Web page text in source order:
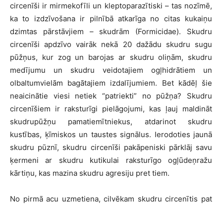
circenīši ir mirmekofīli un kleptoparazītiski – tas nozīmē,
ka to izdzīvošana ir pilnībā atkarīga no citas kukaiņu
dzimtas pārstāvjiem – skudrām (Formicidae). Skudru
circenīši apdzīvo vairāk nekā 20 dažādu skudru sugu
pūžņus, kur zog un barojas ar skudru oliņām, skudru
medījumu un skudru veidotajiem ogļhidrātiem un
olbaltumvielām bagātajiem izdalījumiem. Bet kādēļ šie
neaicinātie viesi netiek “patriekti” no pūžņa? Skudru
circenīšiem ir raksturīgi pielāgojumi, kas ļauj maldināt
skudrupūžņu pamatiemītniekus, atdarinot skudru
kustības, ķīmiskos un taustes signālus. Ierodoties jaunā
skudru pūznī, skudru circenīši pakāpeniski pārklāj savu
ķermeni ar skudru kutikulai raksturīgo ogļūdeņražu
kārtiņu, kas mazina skudru agresiju pret tiem.
No pirmā acu uzmetiena, cilvēkam skudru circenītis pat